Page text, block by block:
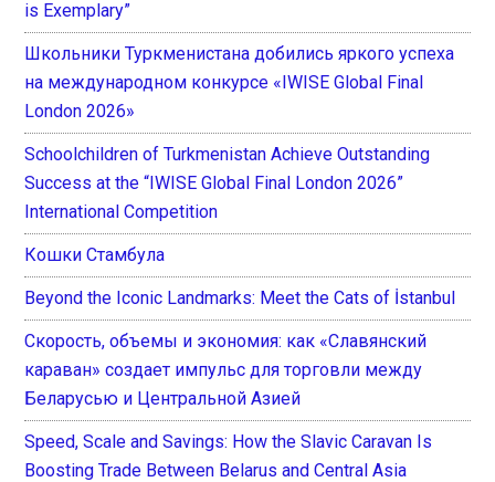
is Exemplary”
Школьники Туркменистана добились яркого успеха
на международном конкурсе «IWISE Global Final
London 2026»
Schoolchildren of Turkmenistan Achieve Outstanding
Success at the “IWISE Global Final London 2026”
International Competition
Кошки Стамбула
Beyond the Iconic Landmarks: Meet the Cats of İstanbul
Скорость, объемы и экономия: как «Славянский
караван» создает импульс для торговли между
Беларусью и Центральной Азией
Speed, Scale and Savings: How the Slavic Caravan Is
Boosting Trade Between Belarus and Central Asia